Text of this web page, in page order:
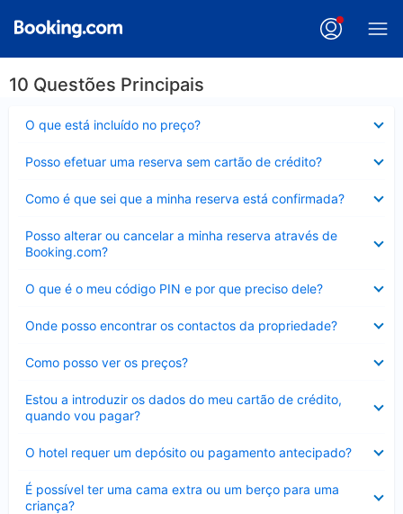
10 Questões Principais
O que está incluído no preço?
fechado
Posso efetuar uma reserva sem cartão de crédito?
fechado
Como é que sei que a minha reserva está confirmada?
fechado
Posso alterar ou cancelar a minha reserva através de
Booking.com?
fechado
O que é o meu código PIN e por que preciso dele?
fechado
Onde posso encontrar os contactos da propriedade?
fechado
Como posso ver os preços?
fechado
Estou a introduzir os dados do meu cartão de crédito,
quando vou pagar?
fechado
O hotel requer um depósito ou pagamento antecipado?
fechado
É possível ter uma cama extra ou um berço para uma
criança?
Elemento
fechado